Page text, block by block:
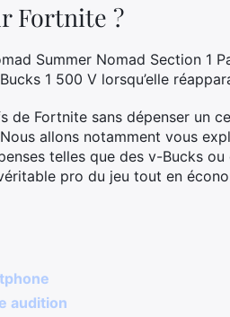
Fortnite ?
Summer Nomad Section 1
1 500 V lorsqu’elle
de Fortnite sans dépenser un
allons notamment vous
telles que des v-Bucks
pro du jeu tout en
audition